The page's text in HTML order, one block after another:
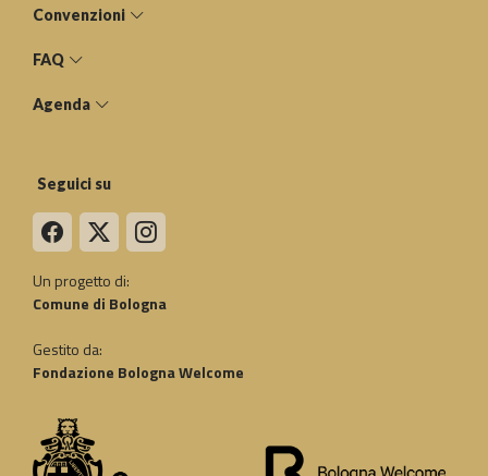
Convenzioni
FAQ
Agenda
Seguici su
Un progetto di:
Comune di Bologna
Gestito da:
Fondazione Bologna Welcome